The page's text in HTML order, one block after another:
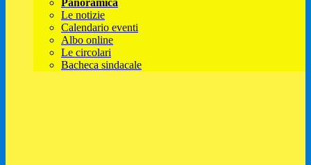
Panoramica
Le notizie
Calendario eventi
Albo online
Le circolari
Bacheca sindacale